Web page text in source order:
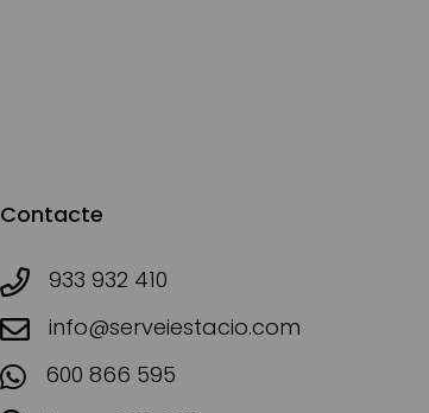
Contacte
933 932 410
info@serveiestacio.com
600 866 595